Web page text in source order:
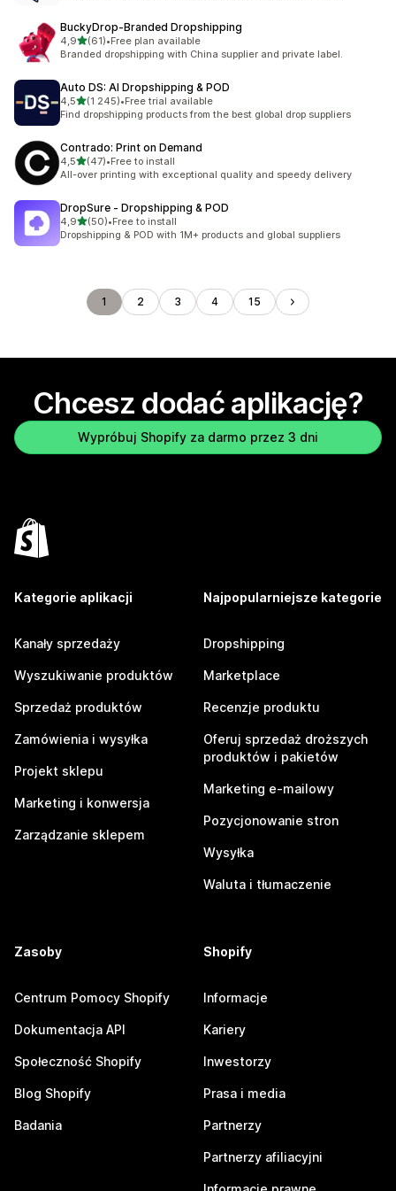
BuckyDrop‑Branded Dropshipping
4,9na 5 gwiazdek
(61)
Łączna liczba recenzji: 61
•Free plan available
Branded dropshipping with China supplier and private label.
Auto DS: AI Dropshipping & POD
4,5na 5 gwiazdek
(1 245)
Łączna liczba recenzji: 1245
•Free trial available
Find dropshipping products from the best global drop suppliers
Contrado: Print on Demand
4,5na 5 gwiazdek
(47)
Łączna liczba recenzji: 47
•Free to install
All-over printing with exceptional quality and speedy delivery
DropSure ‑ Dropshipping & POD
4,9na 5 gwiazdek
(50)
Łączna liczba recenzji: 50
•Free to install
Dropshipping & POD with 1M+ products and global suppliers
1 2 3 4 15
Chcesz dodać aplikację?
Wypróbuj Shopify za darmo przez 3 dni
Kategorie aplikacji
Kanały sprzedaży
Wyszukiwanie produktów
Sprzedaż produktów
Zamówienia i wysyłka
Projekt sklepu
Marketing i konwersja
Zarządzanie sklepem
Najpopularniejsze kategorie
Dropshipping
Marketplace
Recenzje produktu
Oferuj sprzedaż droższych
produktów i pakietów
Marketing e-mailowy
Pozycjonowanie stron
Wysyłka
Waluta i tłumaczenie
Zasoby
Centrum Pomocy Shopify
Dokumentacja API
Społeczność Shopify
Blog Shopify
Badania
Shopify
Informacje
Kariery
Inwestorzy
Prasa i media
Partnerzy
Partnerzy afiliacyjni